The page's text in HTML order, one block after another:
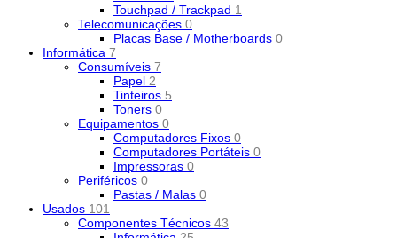
Touchpad / Trackpad 1
Telecomunicações 0
Placas Base / Motherboards 0
Informática 7
Consumíveis 7
Papel 2
Tinteiros 5
Toners 0
Equipamentos 0
Computadores Fixos 0
Computadores Portáteis 0
Impressoras 0
Periféricos 0
Pastas / Malas 0
Usados 101
Componentes Técnicos 43